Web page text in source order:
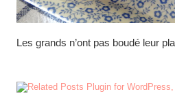
Les grands n’ont pas boudé leur